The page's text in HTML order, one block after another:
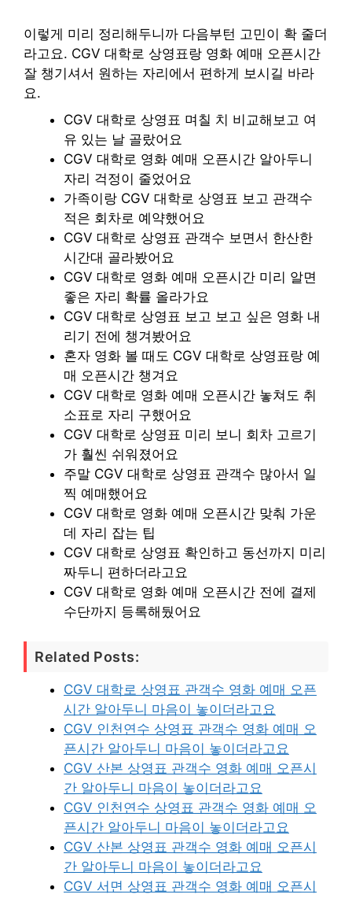
이렇게 미리 정리해두니까 다음부턴 고민이 확 줄더
라고요. CGV 대학로 상영표랑 영화 예매 오픈시간
잘 챙기셔서 원하는 자리에서 편하게 보시길 바라
요.
CGV 대학로 상영표 며칠 치 비교해보고 여
유 있는 날 골랐어요
CGV 대학로 영화 예매 오픈시간 알아두니
자리 걱정이 줄었어요
가족이랑 CGV 대학로 상영표 보고 관객수
적은 회차로 예약했어요
CGV 대학로 상영표 관객수 보면서 한산한
시간대 골라봤어요
CGV 대학로 영화 예매 오픈시간 미리 알면
좋은 자리 확률 올라가요
CGV 대학로 상영표 보고 보고 싶은 영화 내
리기 전에 챙겨봤어요
혼자 영화 볼 때도 CGV 대학로 상영표랑 예
매 오픈시간 챙겨요
CGV 대학로 영화 예매 오픈시간 놓쳐도 취
소표로 자리 구했어요
CGV 대학로 상영표 미리 보니 회차 고르기
가 훨씬 쉬워졌어요
주말 CGV 대학로 상영표 관객수 많아서 일
찍 예매했어요
CGV 대학로 영화 예매 오픈시간 맞춰 가운
데 자리 잡는 팁
CGV 대학로 상영표 확인하고 동선까지 미리
짜두니 편하더라고요
CGV 대학로 영화 예매 오픈시간 전에 결제
수단까지 등록해뒀어요
Related Posts:
CGV 대학로 상영표 관객수 영화 예매 오픈
시간 알아두니 마음이 놓이더라고요
CGV 인천연수 상영표 관객수 영화 예매 오
픈시간 알아두니 마음이 놓이더라고요
CGV 산본 상영표 관객수 영화 예매 오픈시
간 알아두니 마음이 놓이더라고요
CGV 인천연수 상영표 관객수 영화 예매 오
픈시간 알아두니 마음이 놓이더라고요
CGV 산본 상영표 관객수 영화 예매 오픈시
간 알아두니 마음이 놓이더라고요
CGV 서면 상영표 관객수 영화 예매 오픈시